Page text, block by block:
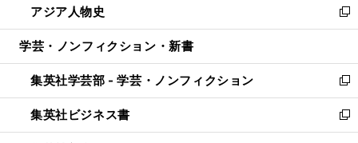
く
で
開
ド
ウ
開
く
ィ
ン
ウ
で
開
く
い
ウ
ン
ド
ウ
で
開
アジア人物史
新
し
ウ
ィ
ン
ド
ウ
学芸・ノンフィクション・新書
集英社学芸部 - 学芸・ノンフィクション
新
し
い
ウ
集英社ビジネス書
新
し